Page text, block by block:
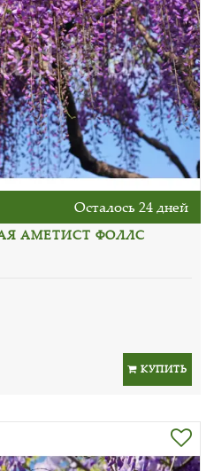
Осталось 24 дней
АМЕТИСТ ФОЛЛС
КУПИТЬ